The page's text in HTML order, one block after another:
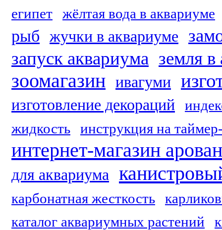
египет жёлтая вода в аквариуме
рыб жучки в аквариуме
запуск аквариума земля в
зоомагазин ивагуми
изготовление декораций
жидкость
инструкция на
интернет-магазин
для аквариума
карбонатная жесткость
каталог аквариумных растений